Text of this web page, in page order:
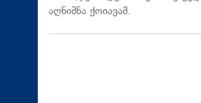
აღნიშნა ქოიავამ.